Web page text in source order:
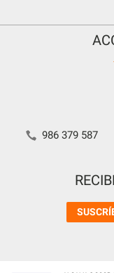
986 379 587